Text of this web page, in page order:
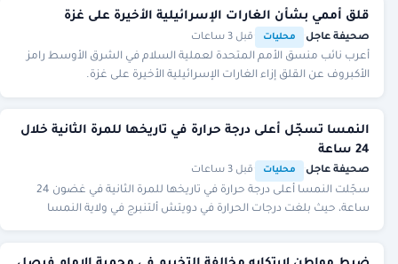
قلق أممي بشأن الغارات الإسرائيلية الأخيرة على غزة
صحيفة عاجل محليات قبل 3 ساعات
أعرب نائب منسق الأمم المتحدة لعملية السلام في الشرق الأوسط رامز
الأكبروف عن القلق إزاء الغارات الإسرائيلية الأخيرة على غزة.
النمسا تسجّل أعلى درجة حرارة في تاريخها للمرة الثانية خلال
24 ساعة
صحيفة عاجل محليات قبل 3 ساعات
سجّلت النمسا أعلى درجة حرارة في تاريخها للمرة الثانية في غضون 24
ساعة، حيث بلغت درجات الحرارة في دويتش ألتنبرج في ولاية النمسا